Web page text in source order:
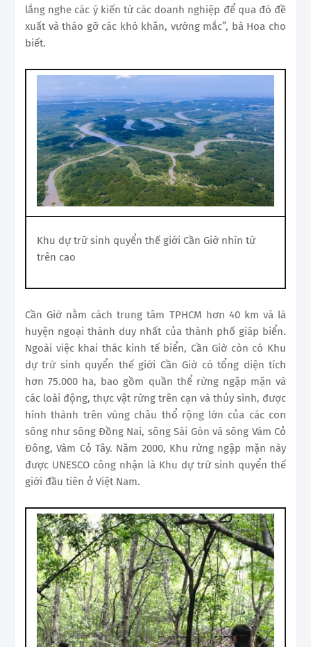
lắng nghe các ý kiến từ các doanh nghiệp để qua đó đề
xuất và tháo gỡ các khó khăn, vướng mắc”, bà Hoa cho
biết.
Khu dự trữ sinh quyển thế giới Cần Giờ nhìn từ
trên cao
Cần Giờ nằm cách trung tâm TPHCM hơn 40 km và là
huyện ngoại thành duy nhất của thành phố giáp biển.
Ngoài việc khai thác kinh tế biển, Cần Giờ còn có Khu
dự trữ sinh quyển thế giới Cần Giờ có tổng diện tích
hơn 75.000 ha, bao gồm quần thể rừng ngập mặn và
các loài động, thực vật rừng trên cạn và thủy sinh, được
hình thành trên vùng châu thổ rộng lớn của các con
sông như sông Đồng Nai, sông Sài Gòn và sông Vàm Cỏ
Đông, Vàm Cỏ Tây. Năm 2000, Khu rừng ngập mặn này
được UNESCO công nhận là Khu dự trữ sinh quyển thế
giới đầu tiên ở Việt Nam.